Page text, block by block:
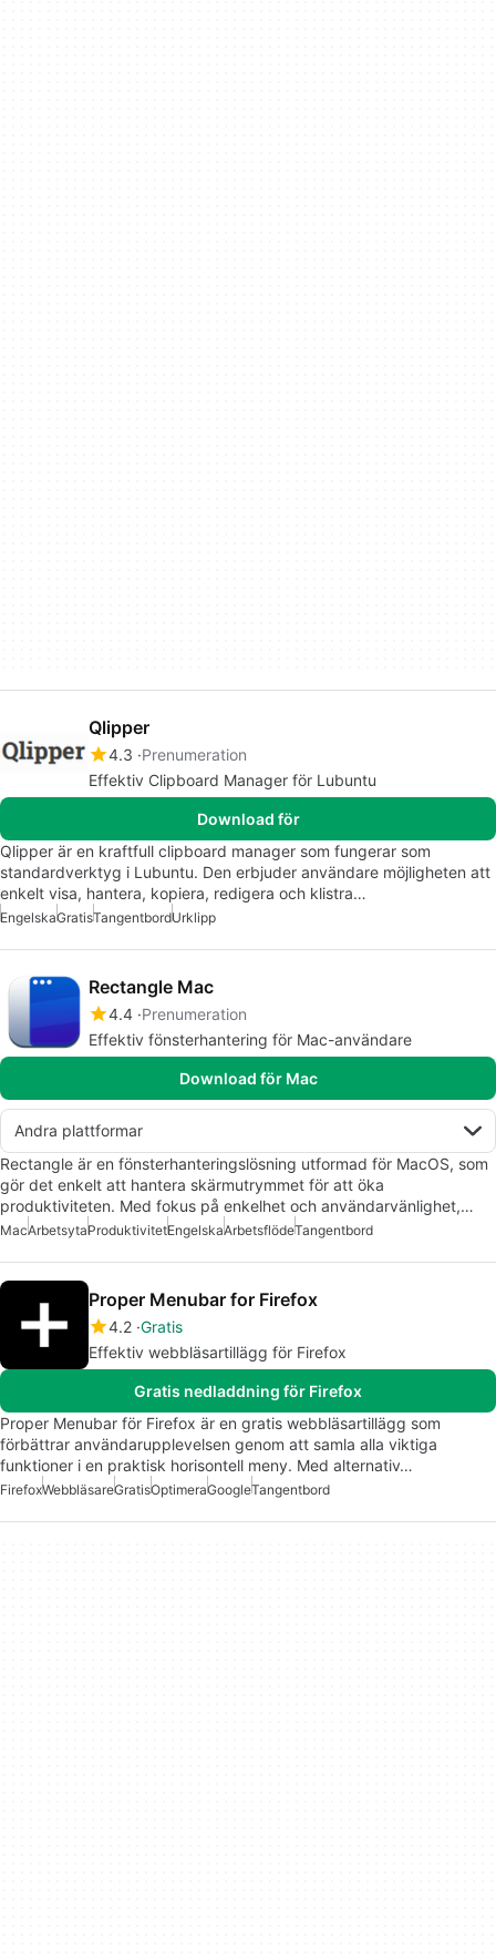
Qlipper
4.3 Prenumeration
Effektiv Clipboard Manager för Lubuntu
Download för
Qlipper är en kraftfull clipboard manager som fungerar som
standardverktyg i Lubuntu. Den erbjuder användare möjligheten att
enkelt visa, hantera, kopiera, redigera och klistra…
EngelskaGratisTangentbordUrklipp
Rectangle Mac
4.4 Prenumeration
Effektiv fönsterhantering för Mac-användare
Download för Mac
Andra plattformar
Rectangle är en fönsterhanteringslösning utformad för MacOS, som
gör det enkelt att hantera skärmutrymmet för att öka
produktiviteten. Med fokus på enkelhet och användarvänlighet,…
MacArbetsytaProduktivitetEngelskaArbetsflödeTangentbord
Proper Menubar for Firefox
4.2 Gratis
Effektiv webbläsartillägg för Firefox
Gratis nedladdning för Firefox
Proper Menubar för Firefox är en gratis webbläsartillägg som
förbättrar användarupplevelsen genom att samla alla viktiga
funktioner i en praktisk horisontell meny. Med alternativ…
FirefoxWebbläsareGratisOptimeraGoogleTangentbord